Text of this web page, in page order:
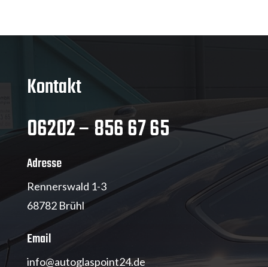
Kontakt
06202 – 856 67 65
Adresse
Rennerswald 1-3
68782 Brühl
Email
info@autoglaspoint24.de